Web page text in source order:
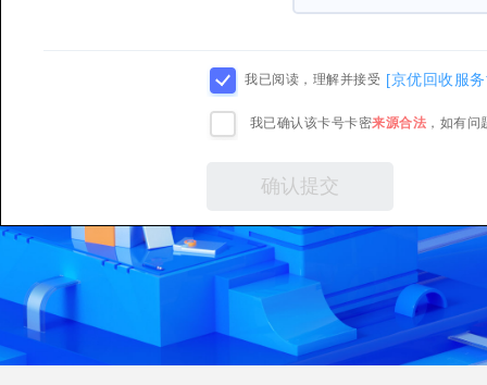
我已阅读，理解并接受 [京优回收服
我已确认该卡号卡密来源合法 ，如有